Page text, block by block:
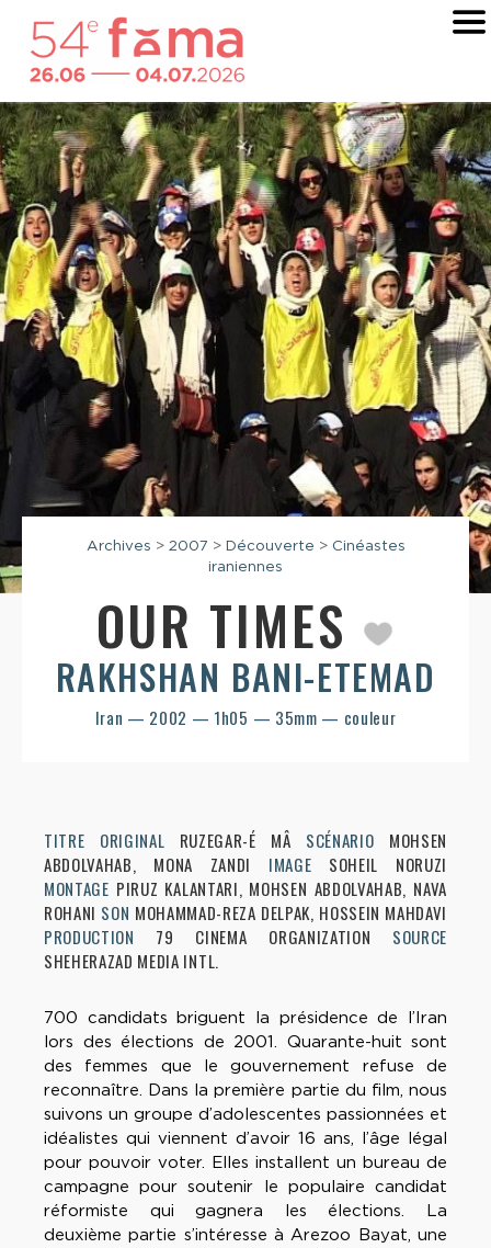
Archives > 2007 > Découverte > Cinéastes
iraniennes
OUR TIMES
RAKHSHAN BANI-ETEMAD
Iran — 2002 — 1h05 — 35mm — couleur
TITRE ORIGINAL RUZEGAR-É MÂ SCÉNARIO MOHSEN
ABDOLVAHAB, MONA ZANDI IMAGE SOHEIL NORUZI
MONTAGE PIRUZ KALANTARI, MOHSEN ABDOLVAHAB, NAVA
ROHANI SON MOHAMMAD-REZA DELPAK, HOSSEIN MAHDAVI
PRODUCTION 79 CINEMA ORGANIZATION SOURCE
SHEHERAZAD MEDIA INTL.
700 candidats briguent la présidence de l’Iran
lors des élections de 2001. Quarante-huit sont
des femmes que le gouvernement refuse de
reconnaître. Dans la première partie du film, nous
suivons un groupe d’adolescentes passionnées et
idéalistes qui viennent d’avoir 16 ans, l’âge légal
pour pouvoir voter. Elles installent un bureau de
campagne pour soutenir le populaire candidat
réformiste qui gagnera les élections. La
deuxième partie s’intéresse à Arezoo Bayat, une